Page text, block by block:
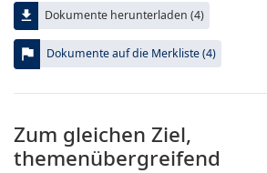
file_download Dokumente herunterladen (4)
flag Dokumente auf die Merkliste (4)
Zum gleichen Ziel,
themenübergreifend